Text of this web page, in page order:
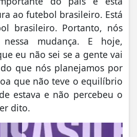
ao futebol brasileiro. Está
brasileiro. Portanto, nós
nessa mudança. E hoje,
eu não sei se a gente vai
que nós planejamos por
que não teve o equilíbrio
estava e não percebeu o
dito.